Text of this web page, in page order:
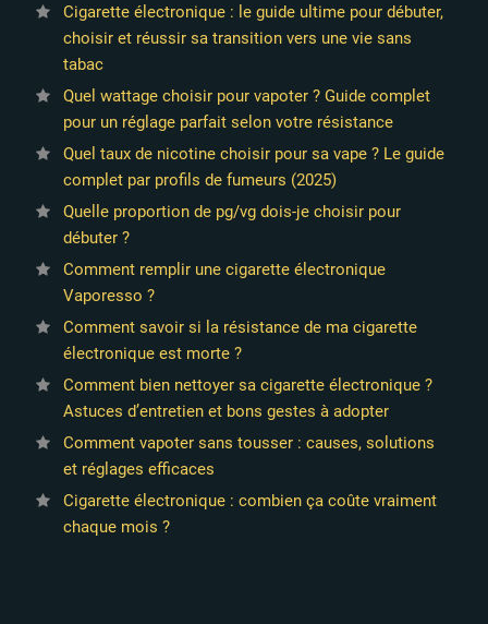
Cigarette électronique : le guide ultime pour débuter,
choisir et réussir sa transition vers une vie sans
tabac
Quel wattage choisir pour vapoter ? Guide complet
pour un réglage parfait selon votre résistance
Quel taux de nicotine choisir pour sa vape ? Le guide
complet par profils de fumeurs (2025)
Quelle proportion de pg/vg dois-je choisir pour
débuter ?
Comment remplir une cigarette électronique
Vaporesso ?
Comment savoir si la résistance de ma cigarette
électronique est morte ?
Comment bien nettoyer sa cigarette électronique ?
Astuces d’entretien et bons gestes à adopter
Comment vapoter sans tousser : causes, solutions
et réglages efficaces
Cigarette électronique : combien ça coûte vraiment
chaque mois ?